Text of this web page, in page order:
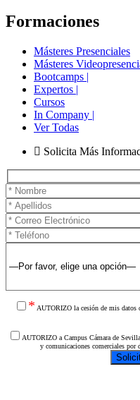
Formaciones
Másteres Presenciales
Másteres
Bootcamps |
Expertos |
Cursos
In Company |
Ver Todas
Solicita Más
* AUTORIZO la cesión de mis datos
AUTORIZO a Campus Cámara de
y comunicaciones comerciales por